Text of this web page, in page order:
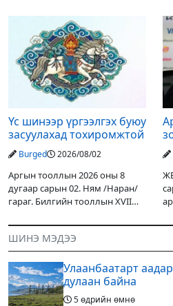
уулархаг нутгаар бороо, дуу
цахилгаантай аадар бороо
орох тул голуудын усны
түвшин нэмэгдэх, нөөлөг
Үс шинээр үргээлгэх буюу
засуулахад тохиромжтой
Burged 2026/08/02
Аргын тооллын 2026 оны 8
дугаар сарын 02. Ням /Наран/
гараг. Билгийн тооллын XVII
гал Морин жилийн Зуны адаг
хөхөгчин хонь сарын шинийн
19, Адъяа /Асралт/
ШИНЭ МЭДЭЭ
Улаанбаатарт
дулаан байна
5 өдрийн өмнө